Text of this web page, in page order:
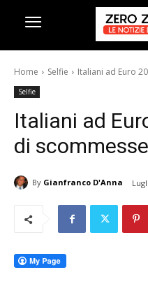
Home Selfie Italiani ad Euro
Selfie
Italiani ad
di
By Gianfranco D'Anna